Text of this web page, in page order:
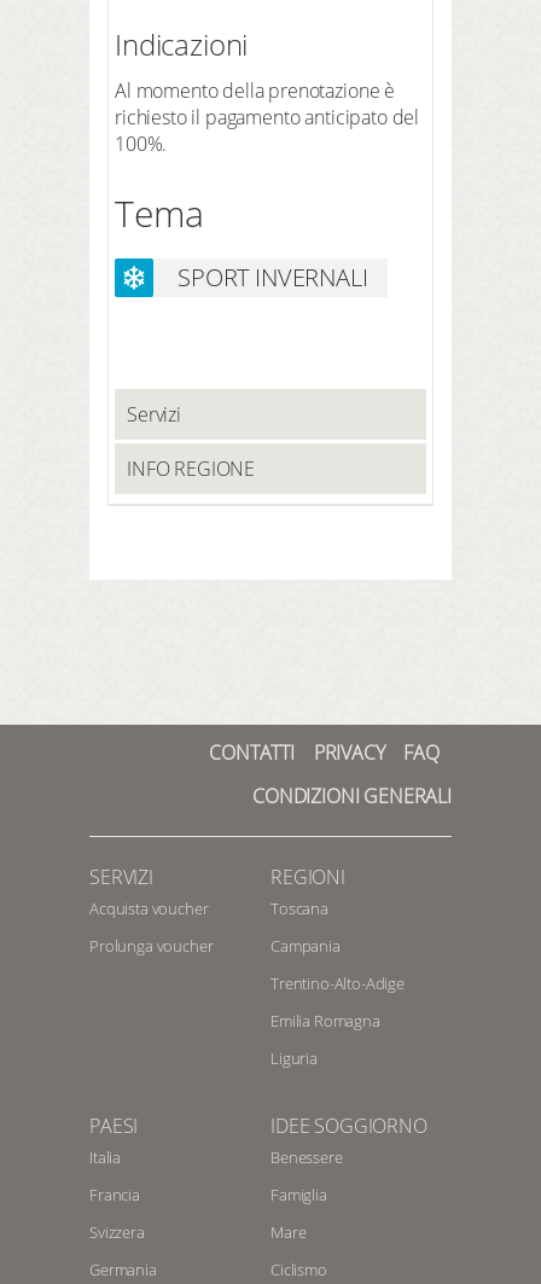
Indicazioni
Al momento della prenotazione è
richiesto il pagamento anticipato del
100%.
Tema
SPORT INVERNALI
Servizi
INFO REGIONE
CONTATTI PRIVACY
FAQ
CONDIZIONI GENERALI
SERVIZI
Acquista voucher
Prolunga voucher
REGIONI
Toscana
Campania
Trentino-Alto-Adige
Emilia Romagna
Liguria
PAESI
Italia
Francia
Svizzera
Germania
IDEE SOGGIORNO
Benessere
Famiglia
Mare
Ciclismo